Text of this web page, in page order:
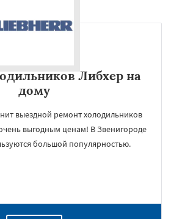
Либхер на
дому
выездной ремонт холодильников
выгодным ценам! В Звенигороде
большой популярностью.